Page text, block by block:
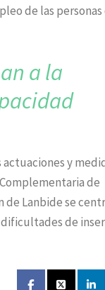
de las personas
a la
y
de
de Lanbide se
de